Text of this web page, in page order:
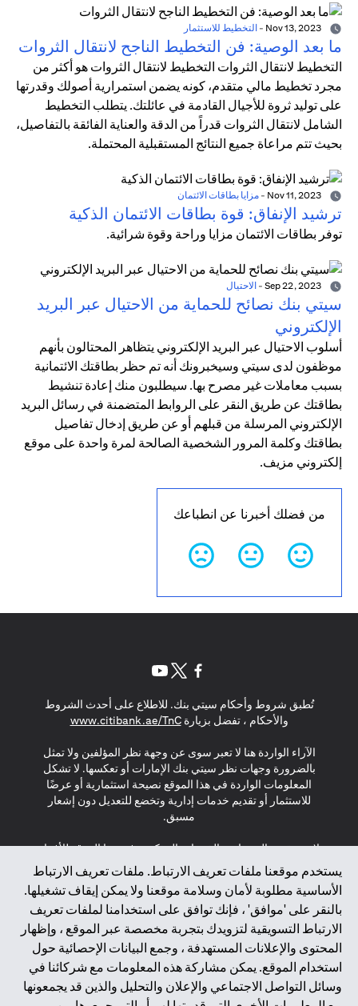
- التخطيط للاستثمار
ما بعد الوصية: فن التخطيط الناجح لانتقال الثروات
التخطيط لانتقال الثروات التخطيط لانتقال الثروات هو أكثر من
مجرد تخطيط مالي متقدم، كونه يضمن استمرارية أصولك وقدرتها
على توليد ثروة للأجيال القادمة في عائلتك. يتطلب التخطيط
الشامل لانتقال الثروات قدراً من الدقة والعناية الفائقة بالتفاصيل،
بحيث تتم مراعاة جميع النتائج المستقبلية المحتملة.
- مزايا بطاقات الائتمان
ترشيد الإنفاق: قوة بطاقات الائتمان الذكية
توفر بطاقات الائتمان مزايا وراحة وقوة شرائية.
- الاحتيال
سيتي بنك نصائح للحماية من الاحتيال عبر البريد
الإلكتروني
أسلوب الاحتيال عبر البريد الإلكتروني يتظاهر المحتالون بأنهم
موظفون لدى سيتي وسيخبرونك أنه تم حظر بطاقتك الائتمانية
بسبب معاملات غير مصرح بها. سيطلبون منك إعادة تنشيط
بطاقتك عن طريق النقر على الروابط المتضمنة في رسائل البريد
الإلكتروني المرسلة من قبلهم أو عن طريق إدخال تفاصيل
بطاقتك وكلمة المرور الشخصية الصالحة لمرة واحدة على موقع
إلكتروني مزيف.
من فضلك أخبرنا عن انطباعك
يستخدم موقعنا ملفات تعريف الارتباط. ملفات تعريف الارتباط
الأساسية مطلوبة لأمان وسلامة موقعنا ولا يمكن إيقاف تشغيلها.
بالنقر على 'موافق' ، فإنك توافق على استخدامنا لملفات تعريف
الارتباط التسويقية لتزويدك بتجربة مخصصة عبر الموقع ، وإظهار
المحتوى والإعلانات المستهدفة ، وجمع البيانات الإحصائية حول
استخدام الموقع. يمكن مشاركة هذه المعلومات مع شركائنا في
وسائل التواصل الاجتماعي والإعلان والتحليل والذين قد يجمعونها
تُطبق شروط وأحكام سيتي بنك. للاطلاع على أحدث الشروط
والأحكام ، تفضل بزيارةwww.citibank.ae/TnC
in a new tab
الآراء الواردة هنا لا تعبر سوى عن وجهة نظر المؤلفين ولا تمثل
بالضرورة وجهات نظر سيتي بنك الإمارات أو تعكسها. لا تشكل
المعلومات الواردة في هذا الموقع نصيحة استثمارية أو عرضًا
للاستثمار أو تقديم خدمات إدارية وتخضع للتعديل دون إشعار
مسبق.
لا يتم تقديم المنتجات والخدمات المذكورة في هذا الموقع للأفراد
المقيمين في الاتحاد الأوروبي أو المنطقة الاقتصادية الأوروبية أو
سويسرا أو غيرنسي أو جيرسي أو موناكو أو سان مارينو أو
الفاتيكان أو جزيرة مان أو المملكة المتحدة أو خصوصية البيانات
(لائحة حماية البيانات العامة \ قانون حماية البيانات الشخصية
العامة \ قانون خصوصية نيوزيلندا). المحتوى الموجود في هذه
الصفحة ليس ولا ينبغي تفسيره على أنه عرض أو دعوة أو دعوة
لشراء أو بيع أي من المنتجات والخدمات المذكورة هنا لمثل هؤلاء
الأفراد.